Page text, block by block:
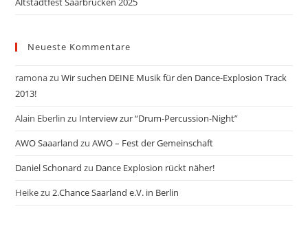
Neueste Kommentare
ramonazuWir suchen DEINE Musik für den Dance-Explosion Track
2013!
Alain Eberlin zu Interview zur “Drum-Percussion-Night”
AWO Saaarland zuAWO – Fest der Gemeinschaft
Daniel Schonard zu Dance Explosion rückt näher!
Heikezu2.Chance Saarland e.V. in Berlin